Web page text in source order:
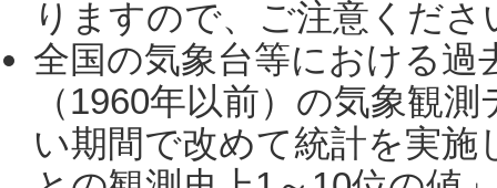
りますので、ご注意くだ
全国の気象台等における過
（1960年以前）の気象観
い期間で改めて統計を実